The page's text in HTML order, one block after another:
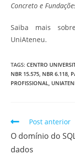
Concreto e
Saiba mais
UniAteneu.
TAGS:CENTRO
NBR 15.575 NBR 6.118
PROFISSIONAL
Post anterior
O domínio do
dados